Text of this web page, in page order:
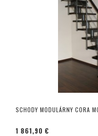
SCHODY MODULÁRNY CORA
1 861,90 €